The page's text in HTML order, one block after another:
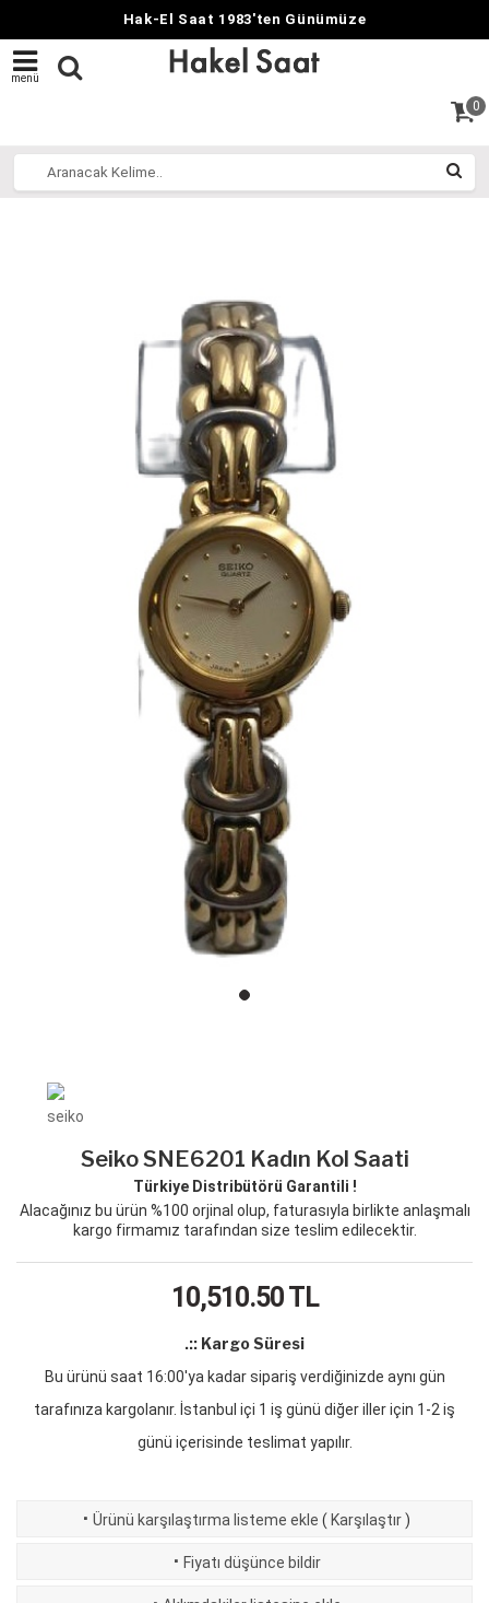
Hak-El Saat 1983'ten Günümüze
menü
0
Seiko SNE6201 Kadın Kol Saati
Türkiye Distribütörü Garantili !
Alacağınız bu ürün %100 orjinal olup, faturasıyla birlikte anlaşmalı
kargo firmamız tarafından size teslim edilecektir.
10,510.50TL
.:: Kargo Süresi
Bu ürünü saat 16:00'ya kadar sipariş verdiğinizde aynı gün
tarafınıza kargolanır. İstanbul içi 1 iş günü diğer iller için 1-2 iş
günü içerisinde teslimat yapılır.
· Ürünü karşılaştırma listeme ekle ( Karşılaştır )
· Fiyatı düşünce bildir